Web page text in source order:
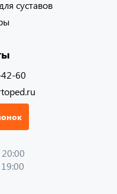
суставов
60